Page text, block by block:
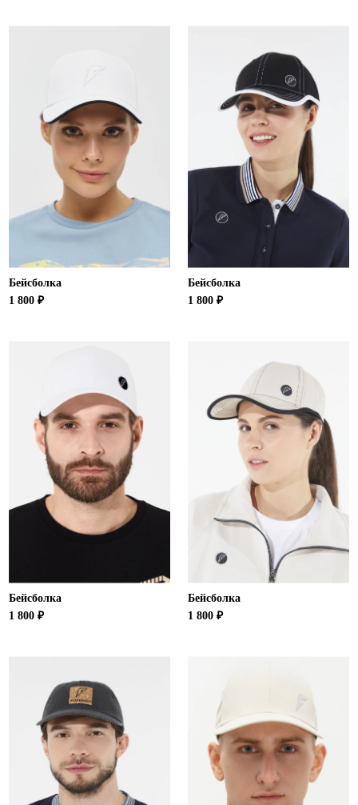
Бейсболка
1 800 ₽
Бейсболка
1 800 ₽
Бейсболка
1 800 ₽
Бейсболка
1 800 ₽